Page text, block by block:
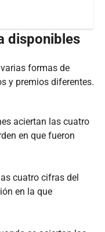
disponibles
formas de
y premios diferentes.
aciertan las cuatro
en que fueron
cuatro cifras del
en la que